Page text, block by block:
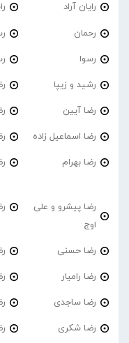
رایان آراد
رحمان
رسوا
رشید و زیپا
رضا آیین
رضا اسماعیل زاده
رضا بهرام
رضا پیشرو و علی
اوج
رضا حسنی
رضا رامیار
رضا ساجدی
رضا شکری